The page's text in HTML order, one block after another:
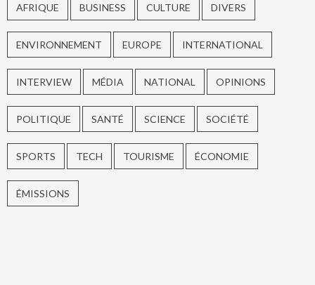
AFRIQUE BUSINESS CULTURE DIVERS
ENVIRONNEMENT EUROPE INTERNATIONAL
INTERVIEW MÉDIA NATIONAL OPINIONS
POLITIQUE SANTÉ SCIENCE SOCIÉTÉ
SPORTS TECH TOURISME ÉCONOMIE
ÉMISSIONS